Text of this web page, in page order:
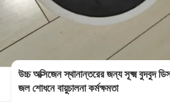
উচ্চ অক্সিজেন স্থানান্তরের জন্য সূক্ষ্ম বুদবুদ
জল শোধনে বায়ুচালনা কর্মক্ষমতা